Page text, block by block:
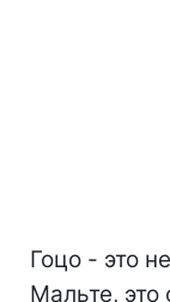
Гоцо - это
Мальте, это